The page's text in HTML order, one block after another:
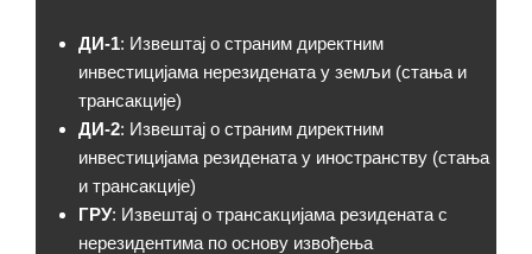
ДИ-1: Извештај о страним директним
инвестицијама нерезидената у земљи (стања и
трансакције)
ДИ-2: Извештај о страним директним
инвестицијама резидената у иностранству (стања
и трансакције)
ГРУ: Извештај о трансакцијама резидената с
нерезидентима по основу извођења